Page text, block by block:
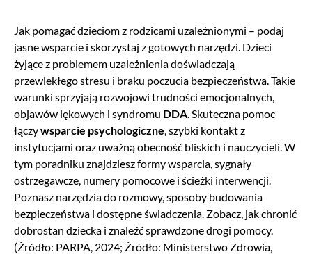
Jak pomagać dzieciom z rodzicami uzależnionymi – podaj
jasne wsparcie i skorzystaj z gotowych narzędzi. Dzieci
żyjące z problemem uzależnienia doświadczają
przewlekłego stresu i braku poczucia bezpieczeństwa. Takie
warunki sprzyjają rozwojowi trudności emocjonalnych,
objawów lękowych i syndromu DDA . Skuteczna pomoc
łączywsparcie psychologiczne , szybki kontakt z
instytucjami oraz uważną obecność bliskich i nauczycieli. W
tym poradniku znajdziesz formy wsparcia, sygnały
ostrzegawcze, numery pomocowe i ścieżki interwencji.
Poznasz narzędzia do rozmowy, sposoby budowania
bezpieczeństwa i dostępne świadczenia. Zobacz, jak chronić
dobrostan dziecka i znaleźć sprawdzone drogi pomocy.
(Źródło: PARPA, 2024; Źródło: Ministerstwo Zdrowia,